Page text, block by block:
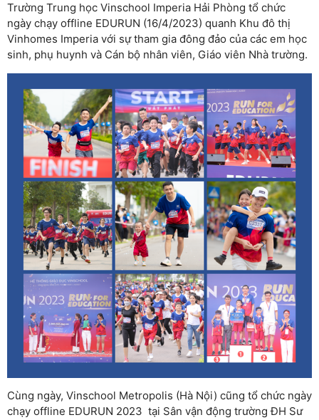
Trường Trung học Vinschool Imperia Hải Phòng tổ chức
ngày chạy offline EDURUN (16/4/2023) quanh Khu đô thị
Vinhomes Imperia với sự tham gia đông đảo của các em học
sinh, phụ huynh và Cán bộ nhân viên, Giáo viên Nhà trường.
Cùng ngày, Vinschool Metropolis (Hà Nội) cũng tổ chức ngày
chạy offline EDURUN 2023 tại Sân vận động trường ĐH Sư